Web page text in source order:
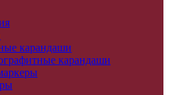
карандаши
карандаши